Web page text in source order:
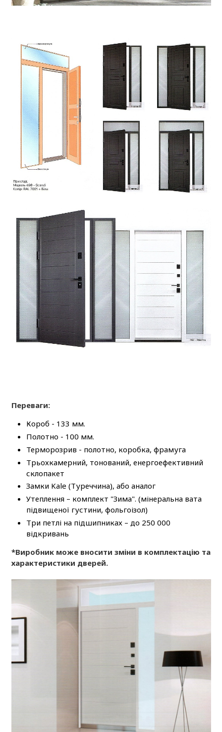
Переваги:
Короб - 133 мм.
Полотно - 100 мм.
Терморозрив - полотно, коробка, фрамуга
Трьохкамерний, тонований, енергоефективний
склопакет
Замки Kale (Туреччина), або аналог
Утеплення – комплект "Зима". (мінеральна вата
підвищеної густини, фольгоізол)
Три петлі на підшипниках – до 250 000
відкривань
*Виробник може вносити зміни в комплектацію та
характеристики дверей.